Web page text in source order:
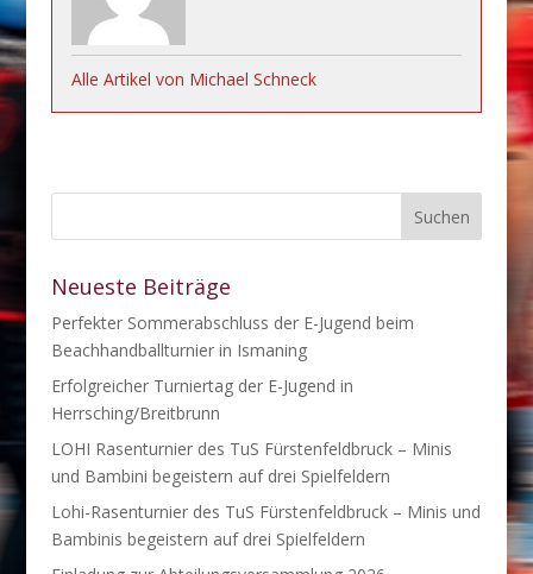
Alle Artikel von Michael Schneck
Neueste Beiträge
Perfekter Sommerabschluss der E-Jugend beim
Beachhandballturnier in Ismaning
Erfolgreicher Turniertag der E-Jugend in
Herrsching/Breitbrunn
LOHI Rasenturnier des TuS Fürstenfeldbruck – Minis
und Bambini begeistern auf drei Spielfeldern
Lohi-Rasenturnier des TuS Fürstenfeldbruck – Minis und
Bambinis begeistern auf drei Spielfeldern